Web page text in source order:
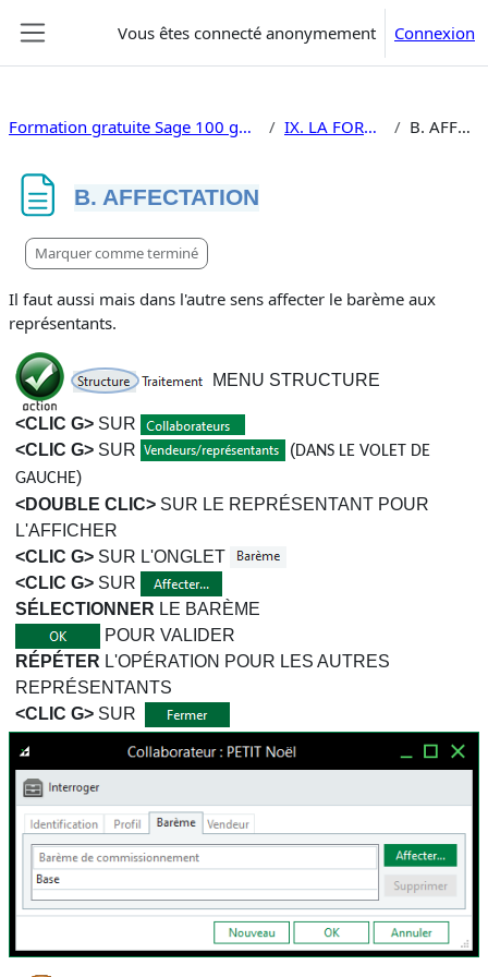
Vous êtes connecté anonymement Connexion
Formation gratuite Sage 100 gestion commerciale V10 IX. LA FORCE DE VENTE B. AFFECTATION
B. AFFECTATION
Conditions d’achèvement
Marquer comme terminé
Il faut aussi mais dans l'autre sens affecter le barème aux
représentants.
MENU STRUCTURE
<CLIC G>SUR
<CLIC G>SUR (DANS LE VOLET DE
GAUCHE)
<DOUBLE CLIC>SUR LE REPRÉSENTANT POUR
L'AFFICHER
<CLIC G>SUR L'ONGLET
<CLIC G>SUR
SÉLECTIONNER LE BARÈME
POUR VALIDER
RÉPÉTER L'OPÉRATION POUR LES AUTRES
REPRÉSENTANTS
<CLIC G>SUR